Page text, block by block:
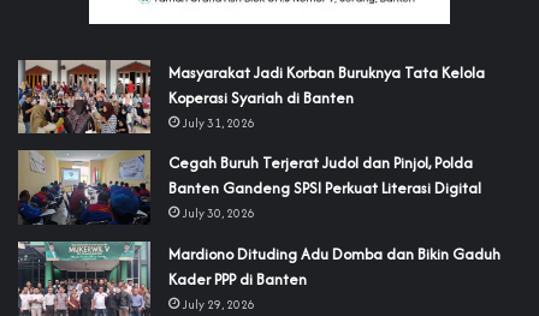
‎Masyarakat Jadi Korban Buruknya Tata Kelola
Koperasi Syariah di Banten
July 31, 2026
Cegah Buruh Terjerat Judol dan Pinjol, Polda
Banten Gandeng SPSI Perkuat Literasi Digital
July 30, 2026
‎Mardiono Dituding Adu Domba dan Bikin Gaduh
Kader PPP di Banten
July 29, 2026